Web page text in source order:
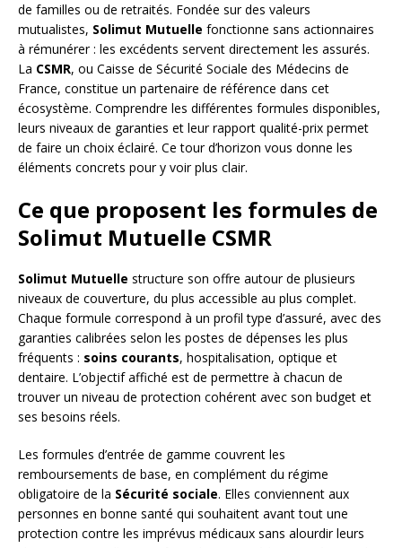
de familles ou de retraités. Fondée sur des valeurs
mutualistes, Solimut Mutuelle fonctionne sans actionnaires
à rémunérer : les excédents servent directement les assurés.
La CSMR, ou Caisse de Sécurité Sociale des Médecins de
France, constitue un partenaire de référence dans cet
écosystème. Comprendre les différentes formules disponibles,
leurs niveaux de garanties et leur rapport qualité-prix permet
de faire un choix éclairé. Ce tour d’horizon vous donne les
éléments concrets pour y voir plus clair.
Ce que proposent les formules de
Solimut Mutuelle CSMR
Solimut Mutuelle structure son offre autour de plusieurs
niveaux de couverture, du plus accessible au plus complet.
Chaque formule correspond à un profil type d’assuré, avec des
garanties calibrées selon les postes de dépenses les plus
fréquents : soins courants, hospitalisation, optique et
dentaire. L’objectif affiché est de permettre à chacun de
trouver un niveau de protection cohérent avec son budget et
ses besoins réels.
Les formules d’entrée de gamme couvrent les
remboursements de base, en complément du régime
obligatoire de la Sécurité sociale. Elles conviennent aux
personnes en bonne santé qui souhaitent avant tout une
protection contre les imprévus médicaux sans alourdir leurs